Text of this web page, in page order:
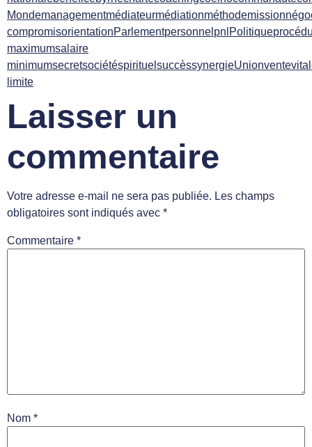
Mondemanagementmédiateurmédiationméthodemission
compromisorientationParlementpersonnel pnl Politique
maximumsalaire
minimumsecretsociétéspirituel succèssynergieUnionvente
limite
Laisser un
commentaire
Votre adresse e-mail ne sera pas publiée. Les champs
obligatoires sont indiqués avec *
Commentaire *
Nom *